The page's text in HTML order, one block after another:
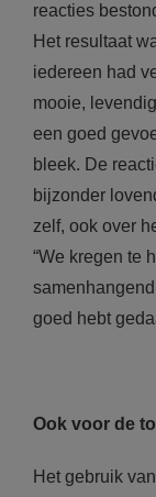
reacties
Het resultaat
iedereen had
mooie,
een goed
bleek. De
bijzonder
zelf, ook over
“We kregen te
goed hebt
Ook voor de
Het gebruik